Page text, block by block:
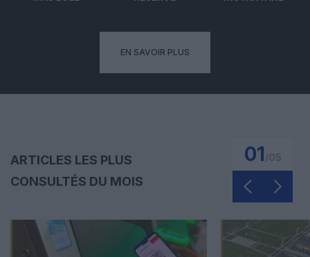
EN SAVOIR PLUS
ARTICLES LES PLUS
CONSULTÉS DU MOIS
01